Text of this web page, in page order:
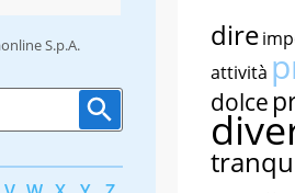
S.p.A. dire
attività
dolce